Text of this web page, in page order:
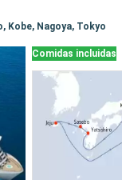
Kobe, Nagoya, Tokyo
Comidas incluidas